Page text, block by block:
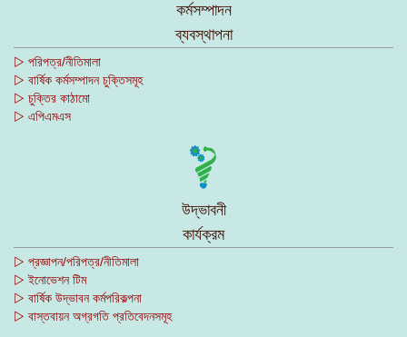
কর্মসম্পাদন
ব্যবস্থাপনা
▷ পরিপত্র/নীতিমালা
▷ বার্ষিক কর্মসম্পাদন চুক্তিসমূহ
▷ চুক্তির কাঠামো
▷ এপিএমএস
উদ্ভাবনী
কার্যক্রম
▷ প্রজ্ঞাপন/পরিপত্র/নীতিমালা
▷ ইনোভেশন টিম
▷ বার্ষিক উদ্ভাবন কর্মপরিকল্পনা
▷ বাস্তবায়ন অগ্রগতি প্রতিবেদনসমূহ